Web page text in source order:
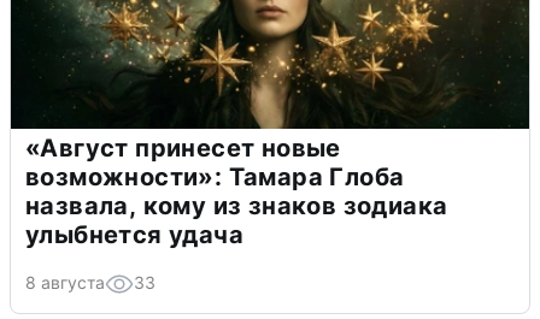
«Август принесет новые
возможности»: Тамара Глоба
назвала, кому из знаков зодиака
улыбнется удача
8 августа 33